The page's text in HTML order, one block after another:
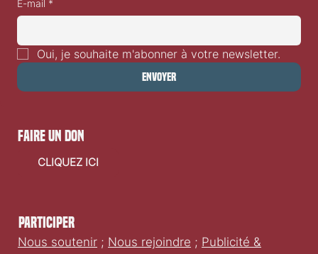
E-mail *
Oui, je souhaite m'abonner à votre newsletter.
Envoyer
Participer
Nous soutenir ; Nous rejoindre ; Publicité &
faire un don
CLIQUEZ ICI